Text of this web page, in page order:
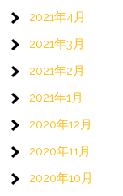
2021年4月
2021年3月
2021年2月
2021年1月
2020年12月
2020年11月
2020年10月